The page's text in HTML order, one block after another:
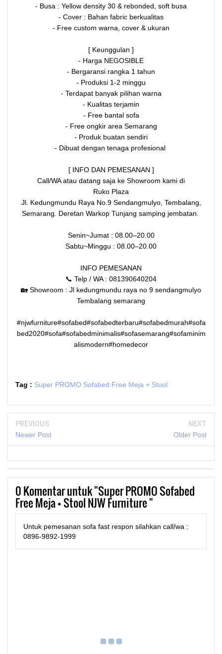
- Busa : Yellow density 30 & rebonded, soft busa
- Cover : Bahan fabric berkualitas
- Free custom warna, cover & ukuran
[ Keunggulan ]
- Harga NEGOSIBLE
- Bergaransi rangka 1 tahun
- Produksi 1-2 minggu
- Terdapat banyak pilihan warna
- Kualitas terjamin
- Free bantal sofa
- Free ongkir area Semarang
- Produk buatan sendiri
- Dibuat dengan tenaga profesional
[ INFO DAN PEMESANAN ]
Call/WA atau datang saja ke Showroom kami di
Ruko Plaza
Jl. Kedungmundu Raya No.9 Sendangmulyo, Tembalang,
Semarang. Deretan Warkop Tunjang samping jembatan.
Senin~Jumat : 08.00–20.00
Sabtu~Minggu : 08.00–20.00
INFO PEMESANAN
📞 Telp / WA : 081390640204
🏡 Showroom : Jl kedungmundu raya no 9 sendangmulyo
Tembalang semarang
#njwfurniture#sofabed#sofabedterbaru#sofabedmurah#sofa
bed2020#sofa#sofabedminimalis#sofasemarang#sofaminim
alismodern#homedecor
Tag : Super PROMO Sofabed Free Meja + Stool
PREVIOUS
Newer Post
NEXT
Older Post
0Komentar untuk "Super PROMO Sofabed
Free Meja + Stool NJW Furniture "
Untuk pemesanan sofa fast respon silahkan call/wa :
0896-9892-1999